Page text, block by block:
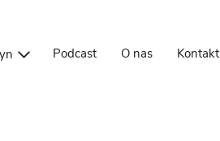
Podcast O nas Kontakt